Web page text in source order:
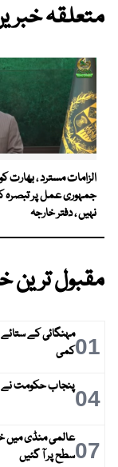
متعلقہ
الزامات مسترد ، بھارت
جمہوری عمل پر تبصرہ
نہیں ، دفتر خارجہ
مقبول ترین
01مہنگائی کے
کمی
04پنجاب حکومت نے
07عالمی منڈی میں
سطح پر آ گئیں